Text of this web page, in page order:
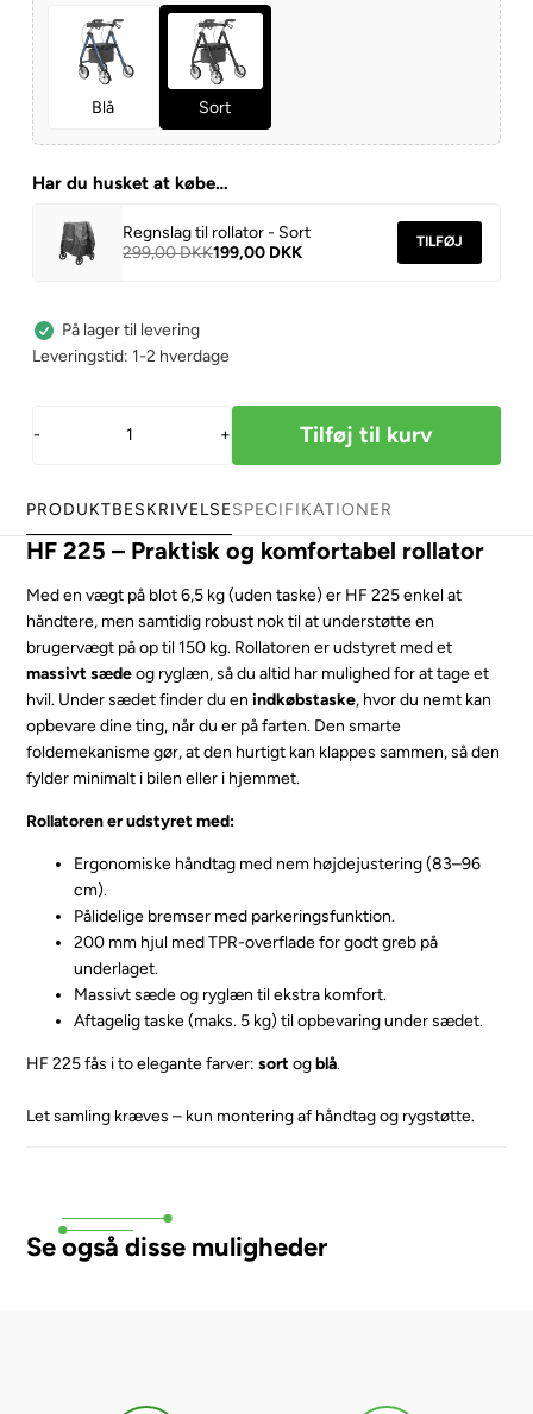
Blå Sort
Har du husket at købe…
TILFØJ
Regnslag til rollator - Sort
199,00 DKK
299,00 DKK
På lager til levering
Leveringstid: 1-2 hverdage
- +
PRODUKTBESKRIVELSESPECIFIKATIONER
HF 225 – Praktisk og komfortabel rollator
Med en vægt på blot 6,5 kg (uden taske) er HF 225 enkel at
håndtere, men samtidig robust nok til at understøtte en
brugervægt på op til 150 kg. Rollatoren er udstyret med et
massivt sædeog ryglæn, så du altid har mulighed for at tage et
hvil. Under sædet finder du enindkøbstaske, hvor du nemt kan
opbevare dine ting, når du er på farten. Den smarte
foldemekanisme gør, at den hurtigt kan klappes sammen, så den
fylder minimalt i bilen eller i hjemmet.
Rollatoren er udstyret med:
Ergonomiske håndtag med nem højdejustering (83–96
cm).
Pålidelige bremser med parkeringsfunktion.
200 mm hjul med TPR-overflade for godt greb på
underlaget.
Massivt sæde og ryglæn til ekstra komfort.
Aftagelig taske (maks. 5 kg) til opbevaring under sædet.
HF 225 fås i to elegante farver:sort ogblå.
Let samling kræves – kun montering af håndtag og rygstøtte.
Se også disse muligheder